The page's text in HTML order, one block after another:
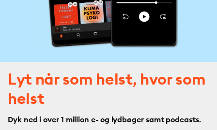
Lyt når som helst, hvor som
helst
Dyk ned i over 1 million e- og lydbøger samt podcasts.